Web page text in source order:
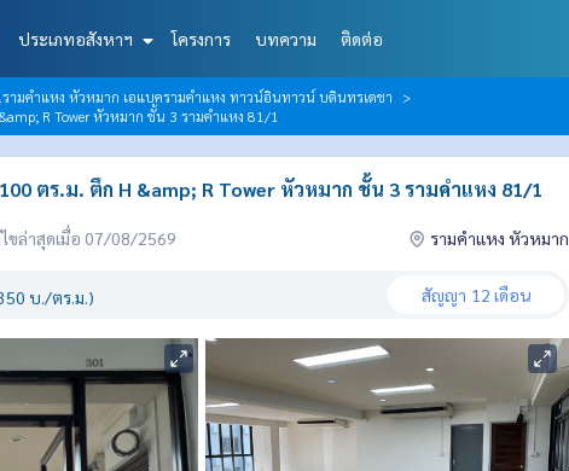
ประเภทอสังหาฯ โครงการ บทความ ติดต่อ
ามคำแหง หัวหมาก เอแบครามคำแหง ทาวน์อินทาวน์ บดินทรเดชา
R Tower หัวหมาก ชั้น 3 รามคำแหง 81/1
ตร.ม. ตึก H &amp; R Tower หัวหมาก ชั้น 3 รามคำแหง 81/1
ขล่าสุดเมื่อ 07/08/2569 รามคำแหง หัวหมาก
บ./ตร.ม.) สัญญา 12 เดือน